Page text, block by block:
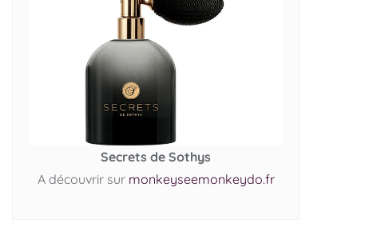
Secrets de Sothys
A découvrir sur monkeyseemonkeydo.fr